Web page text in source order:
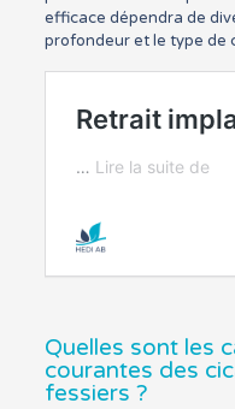
efficace dépendra de
profondeur et le type de
Quelles sont les
courantes des
fessiers ?